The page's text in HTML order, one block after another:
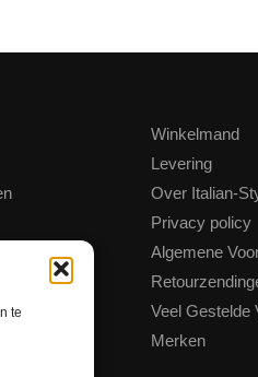
te
Winkelmand
Levering
Over Italian-
Privacy policy
Algemene
Veel Gestelde
Merken